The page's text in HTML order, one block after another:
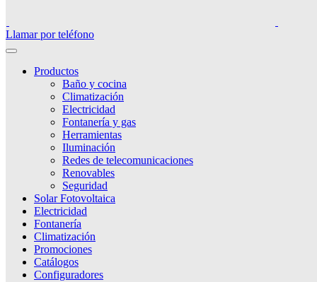
Llamar por teléfono
Productos
Baño y cocina
Climatización
Electricidad
Fontanería y gas
Herramientas
Iluminación
Redes de telecomunicaciones
Renovables
Seguridad
Solar Fotovoltaica
Electricidad
Fontanería
Climatización
Promociones
Catálogos
Configuradores